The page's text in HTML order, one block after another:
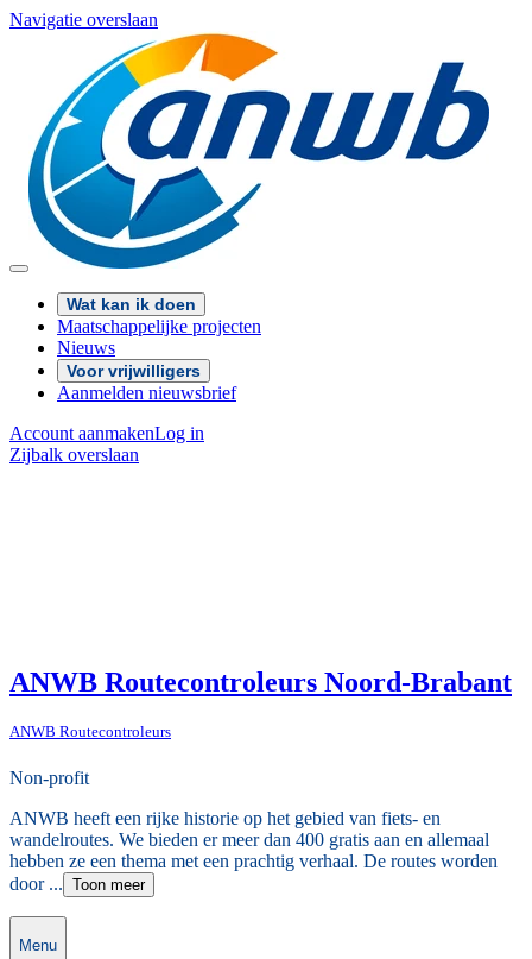
Navigatie overslaan
Wat kan ik doen
Maatschappelijke projecten
Nieuws
Voor vrijwilligers
Aanmelden nieuwsbrief
Account aanmakenLog in
Zijbalk overslaan
ANWB Routecontroleurs Noord-Brabant
ANWB Routecontroleurs
Non-profit
ANWB heeft een rijke historie op het gebied van fiets- en
wandelroutes. We bieden er meer dan 400 gratis aan en allemaal
hebben ze een thema met een prachtig verhaal. De routes worden
door ... Toon meer
Menu